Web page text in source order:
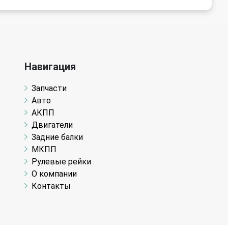
Навигация
Запчасти
Авто
АКПП
Двигатели
Задние балки
МКПП
Рулевые рейки
О компании
Контакты